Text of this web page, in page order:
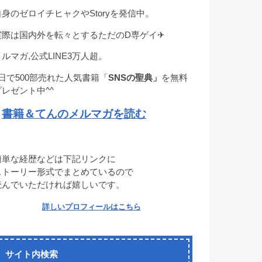
のゼロイチヒャクやStoryを発信中。
際は国内外を転々とするただのD専ゲイ✈︎
マガ,公式LINE3万人超。
で500部売れた人気書籍「 SNSの聖典」
を無料
レゼント中^^
書籍＆てんのメルマガを読む
単な経歴などは下記リンクに
トーリー形式でまとめているので
でいただければ嬉しいです。
詳しいプロフィールはこちら
サイト内検索